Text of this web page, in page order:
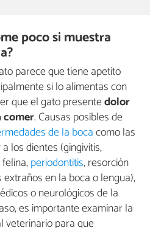
poco si muestra
parece que tiene apetito
si lo alimentas con
que el gato presentedolor
. Causas posibles de
de la bocacomo las
los dientes (gingivitis,
periodontitis, resorción
en la boca o lengua),
o neurológicos de la
es importante examinar la
veterinario para que